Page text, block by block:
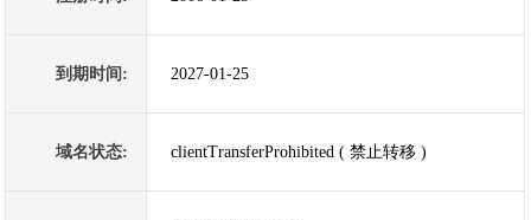
到期时间: 2027-01-25
域名状态: clientTransferProhibited ( 禁止转移 )